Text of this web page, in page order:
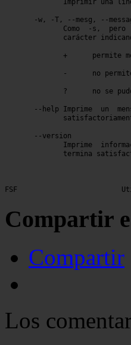
-w, -T, --mesg, --
--help Imprime  un  mensaje   en
       --version
Compartir
Compartir
Los